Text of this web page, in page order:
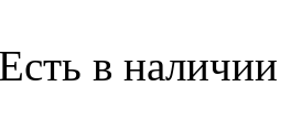
Есть в наличии